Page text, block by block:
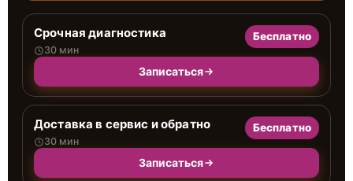
Срочная диагностика
30 мин
Бесплатно
Записаться
Доставка в сервис и обратно
30 мин
Бесплатно
Записаться